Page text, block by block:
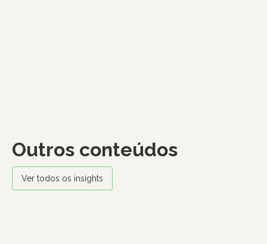
Outros conteúdos
Ver todos os insights